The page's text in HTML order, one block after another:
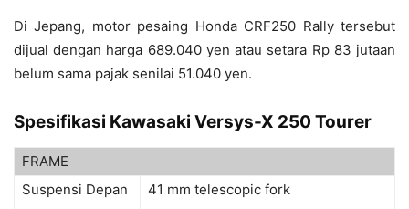
Di Jepang, motor pesaing Honda CRF250 Rally tersebut
dijual dengan harga 689.040 yen atau setara Rp 83 jutaan
belum sama pajak senilai 51.040 yen.
Spesifikasi Kawasaki Versys-X 250 Tourer
FRAME
Suspensi Depan
41 mm telescopic fork